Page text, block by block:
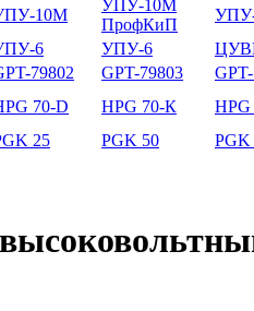
10М
УПУ-10М
ПрофКиП
6 УПУ-6
79802 GPT-79803
70-D HPG 70-К
25 PGK 50
PGK